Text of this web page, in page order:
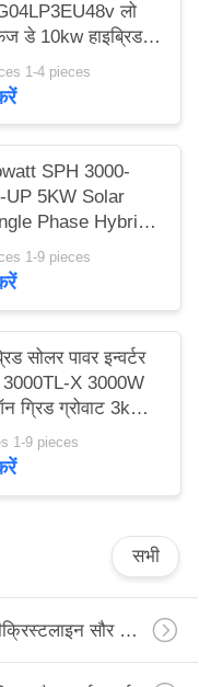
लो
डे 10kw हाइब्रिड
1-4 pieces
SPH 3000-
UP 5KW Solar
Phase Hybrid
1-9 pieces
सोलर पावर इन्वर्टर
3000TL-X 3000W
ग्रोवाट 3kw
1-9 pieces
सभी
पॉलीक्रिस्टलाइन सौर पैनल